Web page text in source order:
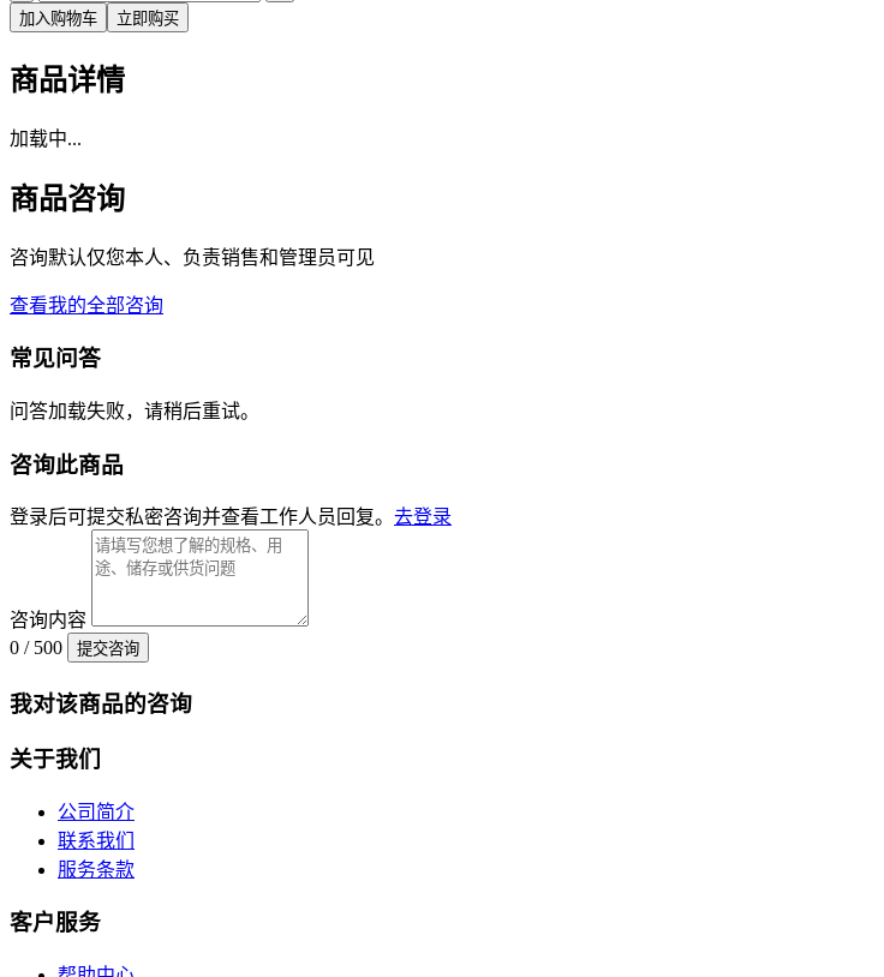
加入购物车
立即购买
商品详情
加载中...
商品咨询
咨询默认仅您本人、负责销售和管理员可见
查看我的全部咨询
常见问答
问答加载失败，请稍后重试。
咨询此商品
登录后可提交私密咨询并查看工作人员回复。 去登录
咨询内容
0 / 500
提交咨询
我对该商品的咨询
关于我们
公司简介
联系我们
服务条款
客户服务